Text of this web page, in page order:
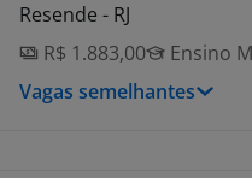
Resende - RJ
R$ 1.883,00
Ensino
Vagas semelhantes